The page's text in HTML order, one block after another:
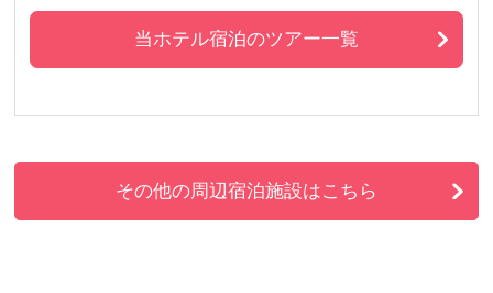
当ホテル宿泊のツアー一覧
その他の周辺宿泊施設はこちら